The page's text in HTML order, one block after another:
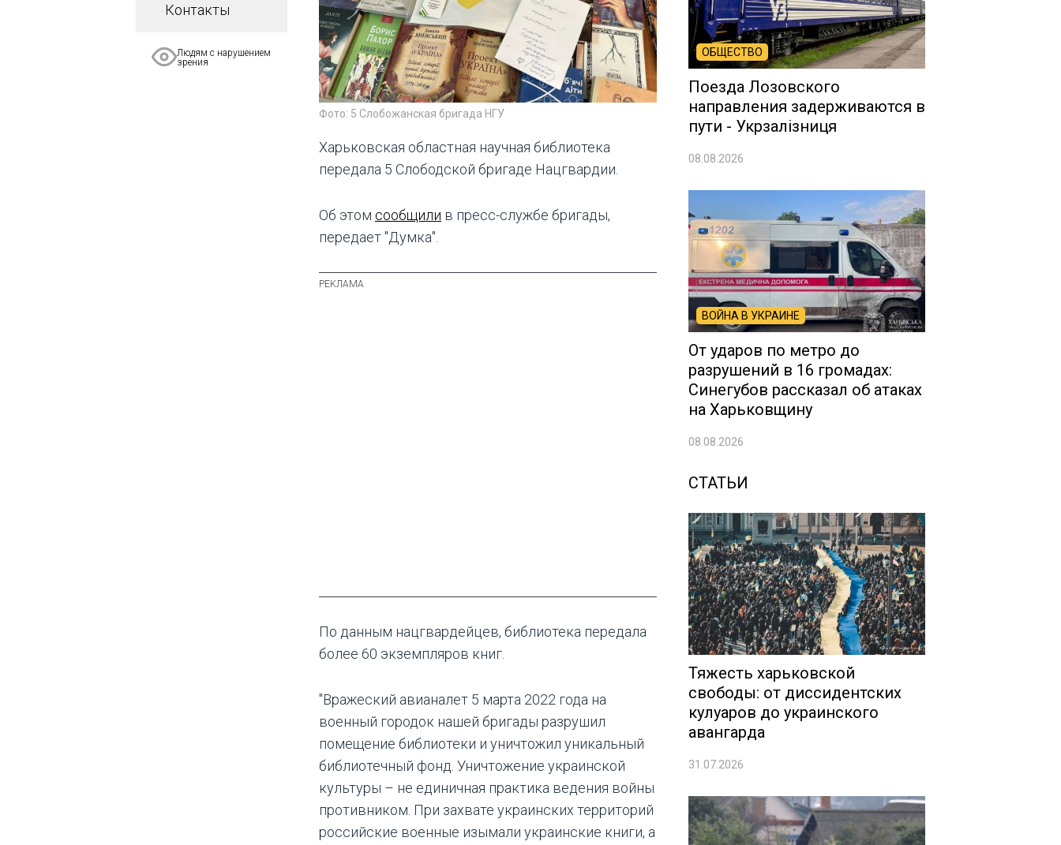
Контакты
Людям с нарушением
зрения
Фото: 5 Слобожанская бригада НГУ
Харьковская областная научная библиотека
передала 5 Слободской бригаде Нацгвардии.
Об этом сообщили в пресс-службе бригады,
передает "Думка".
По данным нацгвардейцев, библиотека передала
более 60 экземпляров книг.
"Вражеский авианалет 5 марта 2022 года на
военный городок нашей бригады разрушил
помещение библиотеки и уничтожил уникальный
библиотечный фонд. Уничтожение украинской
культуры – не единичная практика ведения войны
противником. При захвате украинских территорий
российские военные изымали украинские книги, а
ОБЩЕСТВО
Поезда Лозовского
направления задерживаются в
пути - Укрзалізниця
08.08.2026
ВОЙНА В УКРАИНЕ
От ударов по метро до
разрушений в 16 громадах:
Синегубов рассказал об атаках
на Харьковщину
08.08.2026
СТАТЬИ
Тяжесть харьковской
свободы: от диссидентских
кулуаров до украинского
авангарда
31.07.2026